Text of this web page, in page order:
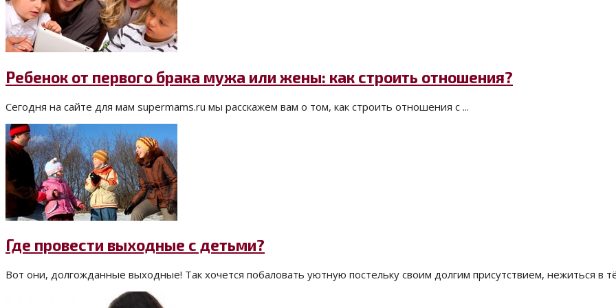
Ребенок от первого брака мужа или жены: как строить отношения?
Сегодня на сайте для мам supermams.ru мы расскажем вам о том, как строить отношения с ...
Где провести выходные с детьми?
Вот они, долгожданные выходные! Так хочется побаловать уютную постельку своим долгим присутствием, нежиться в